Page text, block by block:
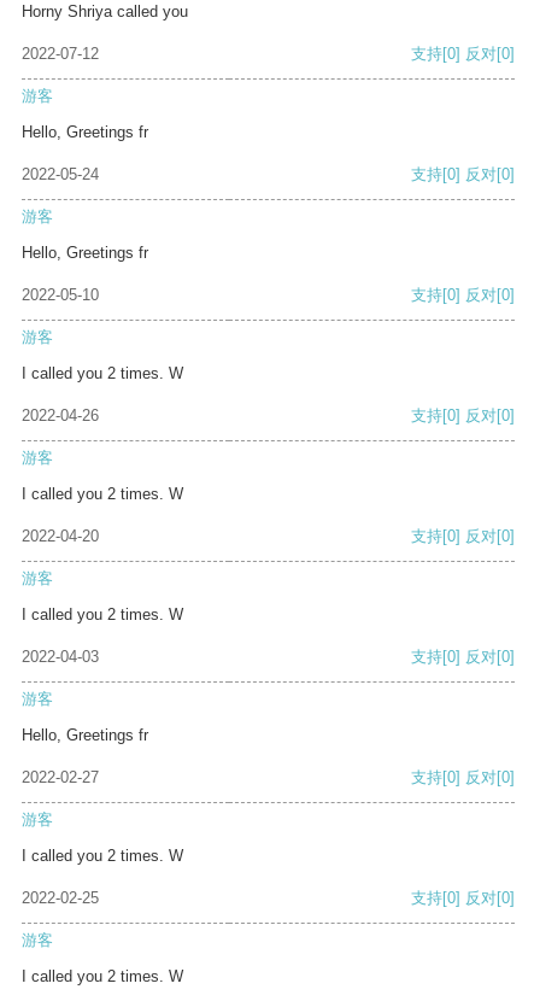
Horny Shriya called you
2022-07-12 支持[0] 反对[0]
游客
Hello, Greetings fr
2022-05-24 支持[0] 反对[0]
游客
Hello, Greetings fr
2022-05-10 支持[0] 反对[0]
游客
I called you 2 times. W
2022-04-26 支持[0] 反对[0]
游客
I called you 2 times. W
2022-04-20 支持[0] 反对[0]
游客
I called you 2 times. W
2022-04-03 支持[0] 反对[0]
游客
Hello, Greetings fr
2022-02-27 支持[0] 反对[0]
游客
I called you 2 times. W
2022-02-25 支持[0] 反对[0]
游客
I called you 2 times. W